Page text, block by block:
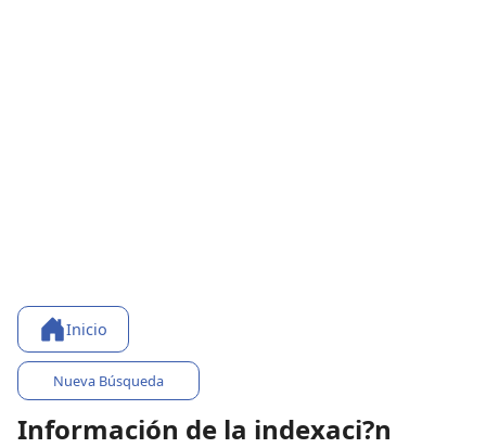
Inicio
Nueva Búsqueda
Información de la indexaci?n